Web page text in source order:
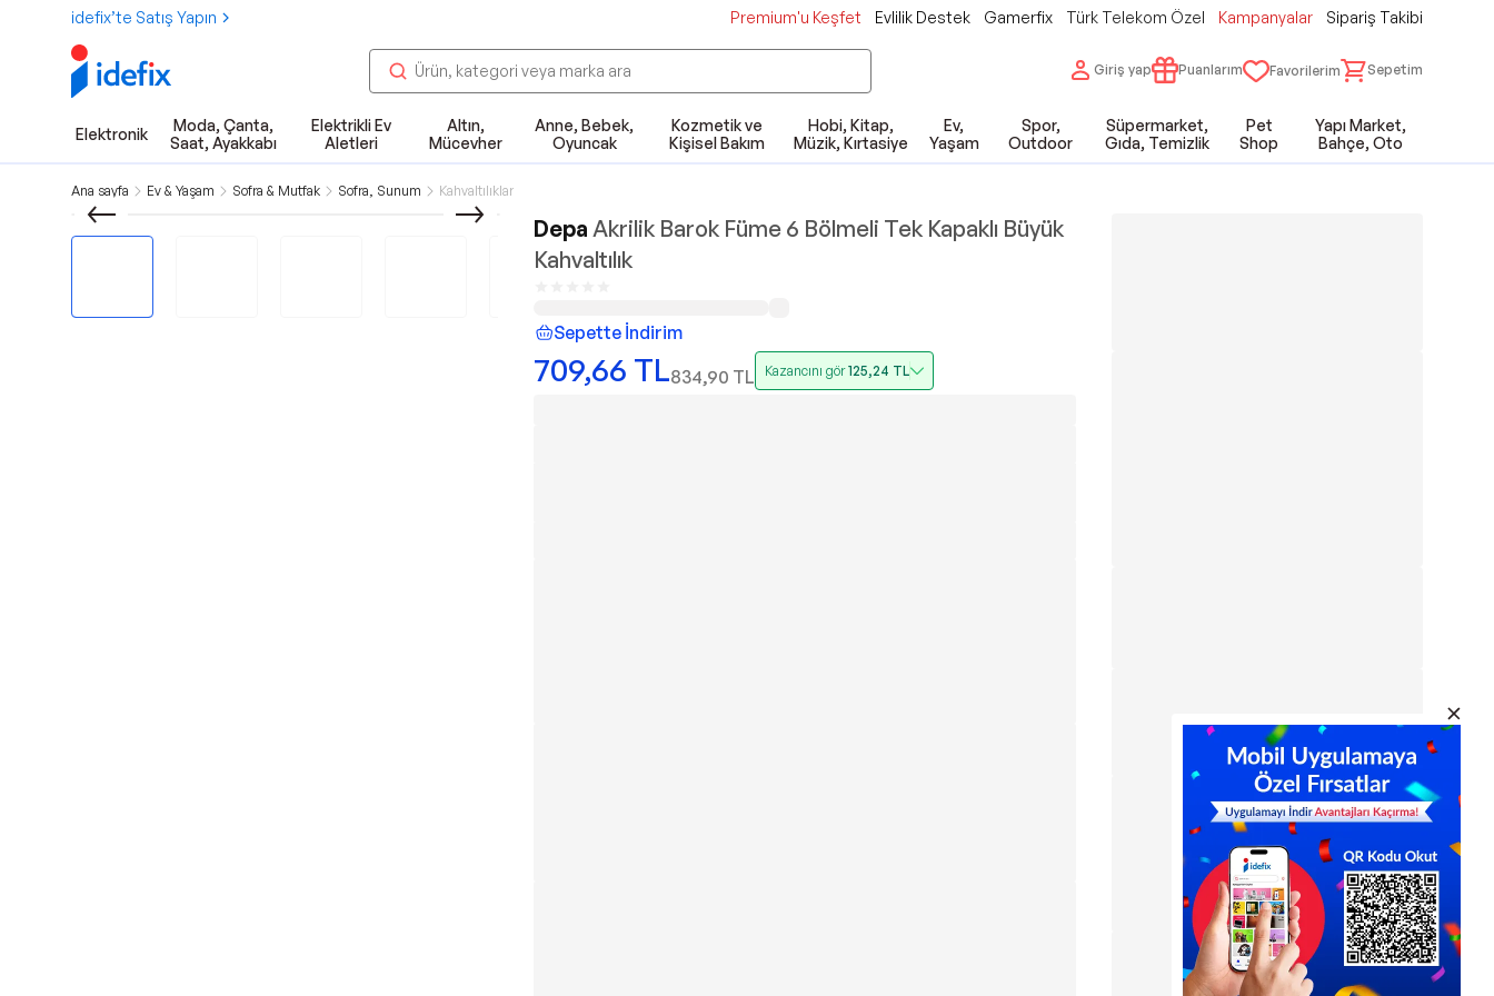
idefix’te Satış Yapın Premium'u Keşfet Evlilik Destek Gamerfix Türk Telekom Özel Kampanyalar Sipariş Takibi
Giriş yap Puanlarım Favorilerim Sepetim
Elektronik
Moda, Çanta,
Saat, Ayakkabı
Elektrikli Ev
Aletleri
Altın,
Mücevher
Anne, Bebek,
Oyuncak
Kozmetik ve
Kişisel Bakım
Hobi, Kitap,
Müzik, Kırtasiye
Ev,
Yaşam
Spor,
Outdoor
Süpermarket,
Gıda, Temizlik
Pet
Shop
Yapı Market,
Bahçe, Oto
Ana sayfa Ev & Yaşam Sofra & Mutfak Sofra, Sunum Kahvaltılıklar
Depa Akrilik Barok Füme 6 Bölmeli Tek Kapaklı Büyük
Kahvaltılık
Sepette İndirim
709,66 TL834,90 TL Kazancını gör125,24 TL